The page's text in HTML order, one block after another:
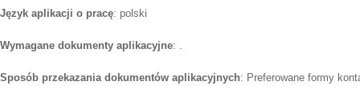
Język aplikacji o pracę: polski
Wymagane dokumenty aplikacyjne: .
Sposób przekazania dokumentów aplikacyjnych: Preferowane formy